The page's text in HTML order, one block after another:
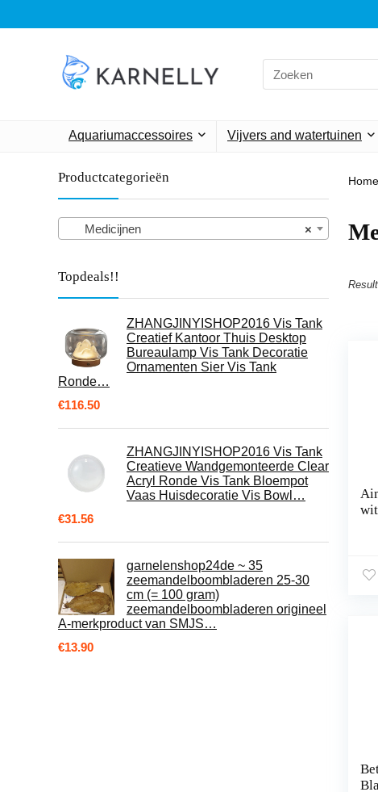
Search
for:
Aquariumaccessoires Vijvers and watertuinen
Productcategorieën
×
Medicijnen
Topdeals!!
ZHANGJINYISHOP2016 Vis Tank
Creatief Kantoor Thuis Desktop
Bureaulamp Vis Tank Decoratie
Ornamenten Sier Vis Tank
Ronde…
€116.50
ZHANGJINYISHOP2016 Vis Tank
Creatieve Wandgemonteerde Clear
Acryl Ronde Vis Tank Bloempot
Vaas Huisdecoratie Vis Bowl…
€31.56
garnelenshop24de ~ 35
zeemandelboombladeren 25-30
cm (= 100 gram)
zeemandelboombladeren origineel
A-merkproduct van SMJS…
€13.90
Home